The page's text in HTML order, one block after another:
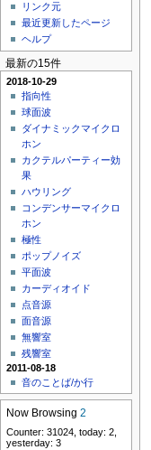
リンク元
最近更新したページ
ヘルプ
最新の15件
2018-10-29
指向性
球面波
ダイナミックマイクロ
ホン
カクテルパーティー効
果
ハウリング
コンデンサーマイクロ
ホン
極性
ポップノイズ
平面波
カーディオイド
点音源
面音源
無響室
残響室
2011-08-18
音のことば/か行
Now Browsing2
Counter: 31024, today: 2,
yesterday: 3